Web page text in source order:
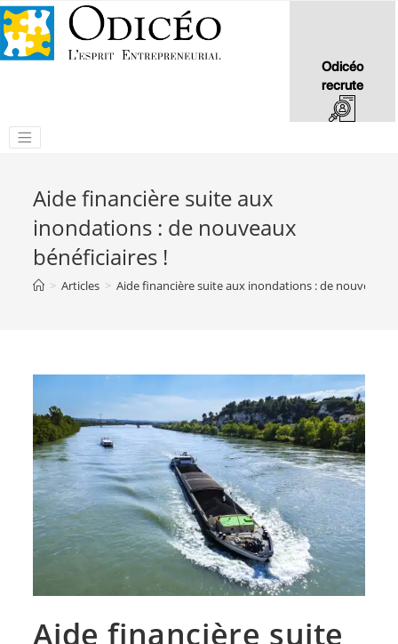
Odicéo
recrute
Aide financière suite aux
inondations : de nouveaux
bénéficiaires !
> Articles > Aide financière suite aux inondations : de nouveaux
Aide financière suite